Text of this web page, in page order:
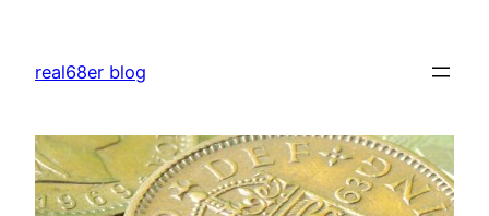
springen
real68er blog